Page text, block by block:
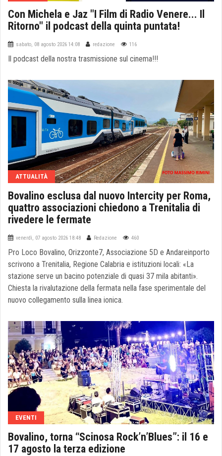
Con Michela e Jaz "I Film di Radio Venere... Il
Ritorno" il podcast della quinta puntata!
sabato, 08 agosto 2026 14:08 redazione 116
Il podcast della nostra trasmissione sul cinema!!!
ATTUALITÀ
Bovalino esclusa dal nuovo Intercity per Roma,
quattro associazioni chiedono a Trenitalia di
rivedere le fermate
venerdì, 07 agosto 2026 18:48 Redazione 460
Pro Loco Bovalino, Orizzonte7, Associazione 5D e Andareinporto
scrivono a Trenitalia, Regione Calabria e istituzioni locali: «La
stazione serve un bacino potenziale di quasi 37 mila abitanti».
Chiesta la rivalutazione della fermata nella fase sperimentale del
nuovo collegamento sulla linea ionica.
EVENTI
Bovalino, torna “Scinosa Rock’n’Blues”: il 16 e
17 agosto la terza edizione